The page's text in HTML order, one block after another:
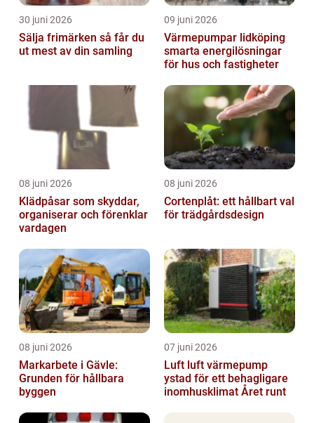
30 juni 2026
Sälja frimärken så får du
ut mest av din samling
09 juni 2026
Värmepumpar lidköping
smarta energilösningar
för hus och fastigheter
08 juni 2026
Klädpåsar som skyddar,
organiserar och förenklar
vardagen
08 juni 2026
Cortenplåt: ett hållbart val
för trädgårdsdesign
08 juni 2026
Markarbete i Gävle:
Grunden för hållbara
byggen
07 juni 2026
Luft luft värmepump
ystad för ett behagligare
inomhusklimat Året runt